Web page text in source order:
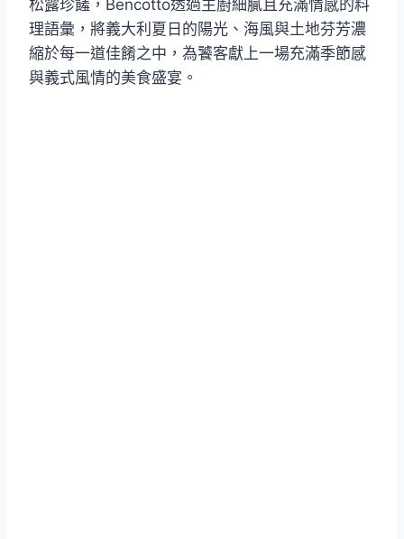
松露珍饈，Bencotto透過主廚細膩且充滿情感的料
理語彙，將義大利夏日的陽光、海風與土地芬芳濃
縮於每一道佳餚之中，為饕客獻上一場充滿季節感
與義式風情的美食盛宴。